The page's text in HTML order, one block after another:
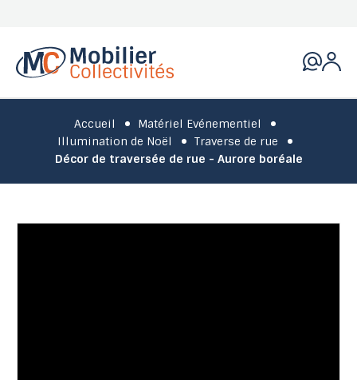
Accueil
Matériel Evénementiel
Illumination de Noël
Traverse de rue
Décor de traversée de rue - Aurore boréale